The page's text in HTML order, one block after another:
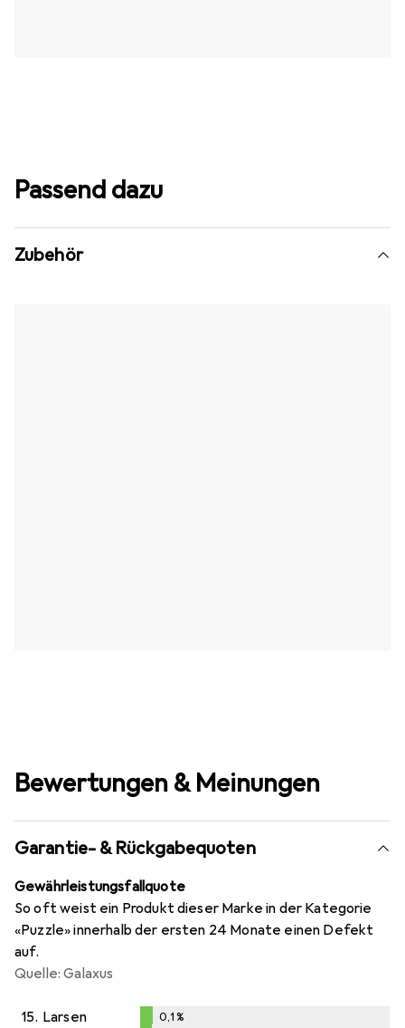
Passend dazu
Zubehör
Bewertungen & Meinungen
Garantie- & Rückgabequoten
Gewährleistungsfallquote
So oft weist ein Produkt dieser Marke in der Kategorie
«Puzzle» innerhalb der ersten 24 Monate einen Defekt
auf.
Quelle: Galaxus
15. Larsen 0,1%